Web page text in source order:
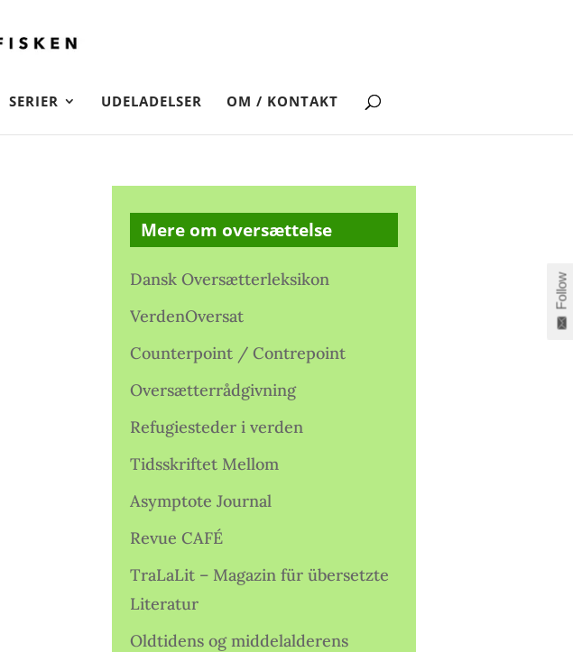
SERIER UDELADELSER OM / KONTAKT
Mere om oversættelse
Dansk Oversætterleksikon
VerdenOversat
Counterpoint / Contrepoint
Oversætterrådgivning
Refugiesteder i verden
Tidsskriftet Mellom
Asymptote Journal
Revue CAFÉ
TraLaLit – Magazin für übersetzte
Literatur
Oldtidens og middelalderens
Follow